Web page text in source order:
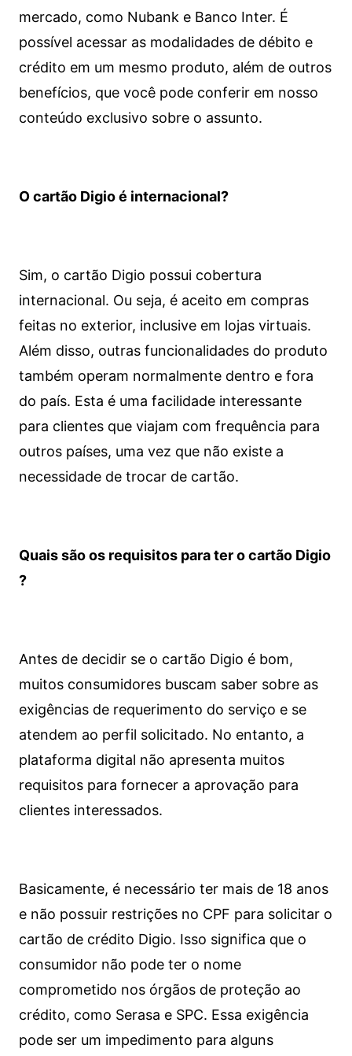
mercado, como Nubank e Banco Inter. É
possível acessar as modalidades de débito e
crédito em um mesmo produto, além de outros
benefícios, que você pode conferir em nosso
conteúdo exclusivo sobre o assunto.
O cartão Digio é internacional?
Sim, o cartão Digio possui cobertura
internacional. Ou seja, é aceito em compras
feitas no exterior, inclusive em lojas virtuais.
Além disso, outras funcionalidades do produto
também operam normalmente dentro e fora
do país. Esta é uma facilidade interessante
para clientes que viajam com frequência para
outros países, uma vez que não existe a
necessidade de trocar de cartão.
Quais são os requisitos para ter o cartão Digio
?
Antes de decidir se o cartão Digio é bom,
muitos consumidores buscam saber sobre as
exigências de requerimento do serviço e se
atendem ao perfil solicitado. No entanto, a
plataforma digital não apresenta muitos
requisitos para fornecer a aprovação para
clientes interessados.
Basicamente, é necessário ter mais de 18 anos
e não possuir restrições no CPF para solicitar o
cartão de crédito Digio. Isso significa que o
consumidor não pode ter o nome
comprometido nos órgãos de proteção ao
crédito, como Serasa e SPC. Essa exigência
pode ser um impedimento para alguns